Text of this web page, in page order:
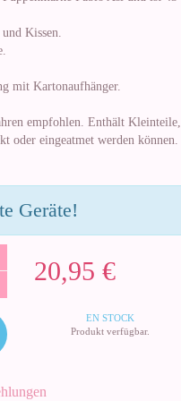
Kissen.
mit Kartonaufhänger.
empfohlen. Enthält Kleinteile,
oder eingeatmet werden können.
Geräte!
20,95 €
EN STOCK
Produkt verfügbar.